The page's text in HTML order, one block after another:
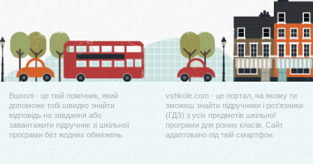
Вшколі - це твій помічник, який
допоможе тобі швидко знайти
відповідь на завдання або
завантажити підручник зі шкільної
програми без жодних обмежень.
vshkole.com - це портал, на якому ти
зможеш знайти підручники і роз'язники
(ГДЗ) з усіх предметів шкільної
програми для різних класів. Сайт
адаптовано під твій смартфон.